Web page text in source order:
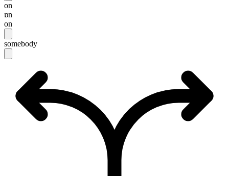
on
ɒn
on
somebody